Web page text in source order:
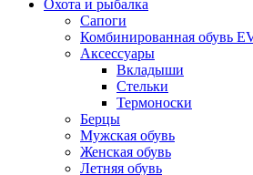
Охота и рыбалка
Сапоги
Комбинированная обувь
Аксессуары
Вкладыши
Стельки
Термоноски
Берцы
Мужская обувь
Женская обувь
Летняя обувь